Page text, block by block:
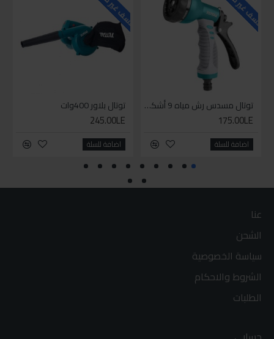
توتال مسدس رش مياه 9 أشكال
175.00LE
اضافة للسلة
توتال بلاور 400وات
245.00LE
اضافة للسلة
عنا
الشحن
سياسة الخصوصية
الشروط والاحكام
الطلبات